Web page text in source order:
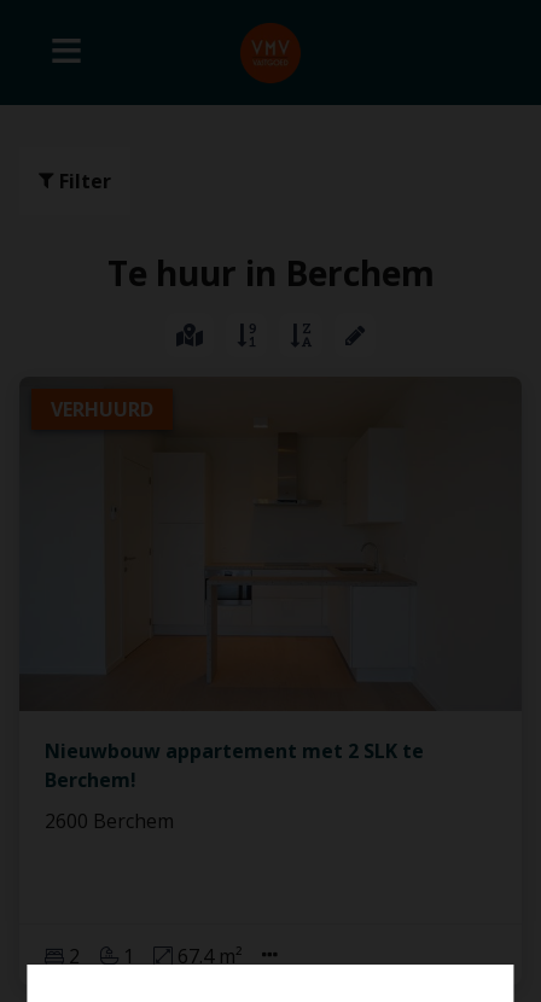
Filter
Te huur in Berchem
VERHUURD
Nieuwbouw appartement met 2 SLK te
Berchem!
2600 Berchem
2 1 67.4 m²